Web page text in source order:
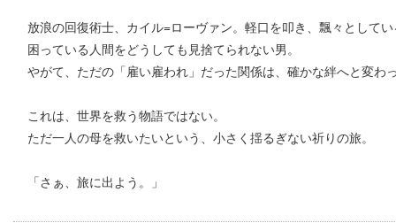
放浪の回復術士、カイル=ローヴァン。軽口を叩き、飄々として
困っている人間をどうしても見捨てられない男。
やがて、ただの「雇い雇われ」だった関係は、確かな絆へと変わ
これは、世界を救う物語ではない。
ただ一人の母を救いたいという、小さく揺るぎない祈りの旅。
「さぁ、旅に出よう。」